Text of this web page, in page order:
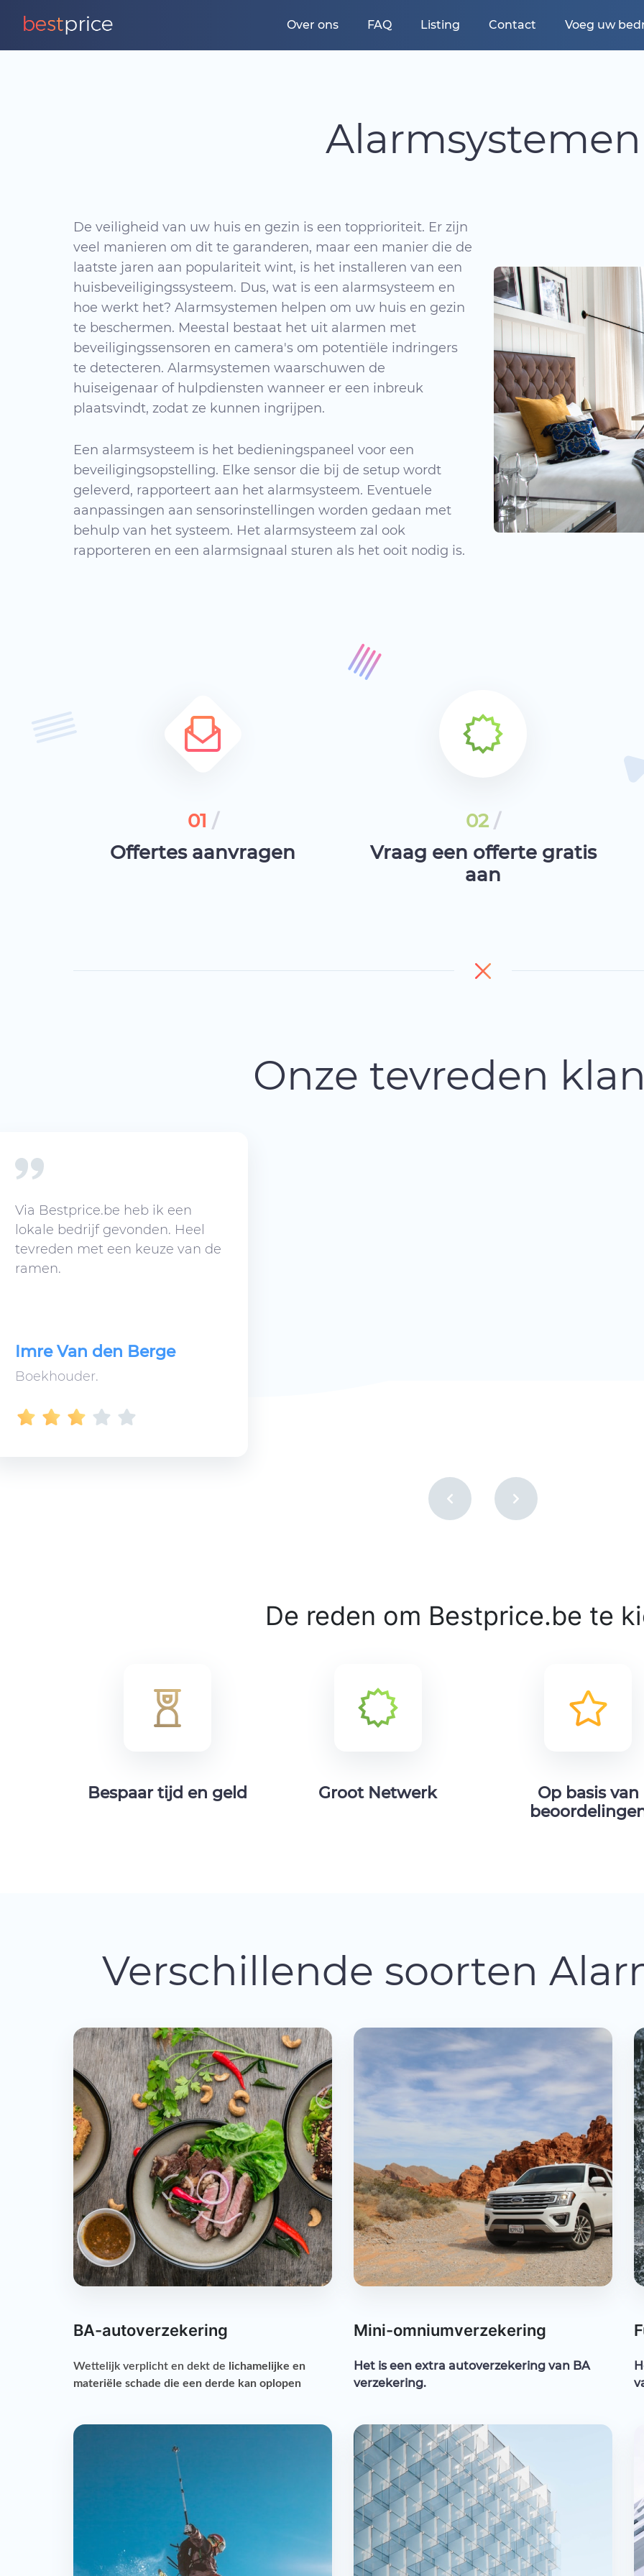
Over ons FAQ Listing Contact Voeg uw
Alarmsystemen
De veiligheid van uw huis en gezin is een topprioriteit. Er zijn
veel manieren om dit te garanderen, maar een manier die de
laatste jaren aan populariteit wint, is het installeren van een
huisbeveiligingssysteem. Dus, wat is een alarmsysteem en
hoe werkt het? Alarmsystemen helpen om uw huis en gezin
te beschermen. Meestal bestaat het uit alarmen met
beveiligingssensoren en camera's om potentiële indringers
te detecteren. Alarmsystemen waarschuwen de
huiseigenaar of hulpdiensten wanneer er een inbreuk
plaatsvindt, zodat ze kunnen ingrijpen.
Een alarmsysteem is het bedieningspaneel voor een
beveiligingsopstelling. Elke sensor die bij de setup wordt
geleverd, rapporteert aan het alarmsysteem. Eventuele
aanpassingen aan sensorinstellingen worden gedaan met
behulp van het systeem. Het alarmsysteem zal ook
rapporteren en een alarmsignaal sturen als het ooit nodig is.
01 /
Offertes aanvragen
02 /
Vraag een offerte gratis
aan
Onze tevreden
Via Bestprice.be heb ik een
lokale bedrijf gevonden. Heel
tevreden met een keuze van de
ramen.
Imre Van den Berge
Boekhouder.
De reden om Bestprice.be te
Bespaar tijd en geld Groot Netwerk
Op basis van
Verschillende soorten
BA-autoverzekering
Wettelijk verplicht en dekt de
lichamelijke en
materiële schade die een derde kan oplopen
Mini-omniumverzekering
Het is een extra autoverzekering van BA
verzekering.